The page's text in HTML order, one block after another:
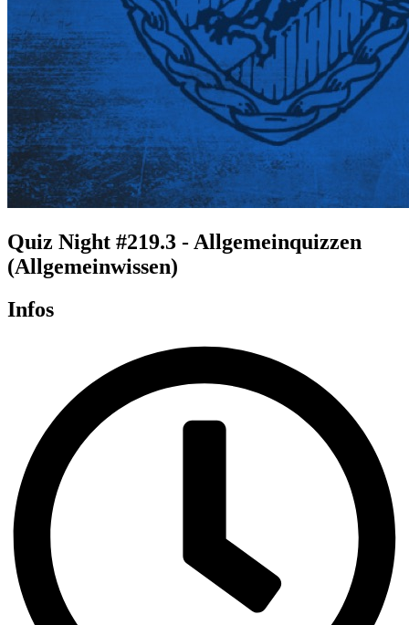
Quiz Night #219.3 - Allgemeinquizzen
(Allgemeinwissen)
Infos